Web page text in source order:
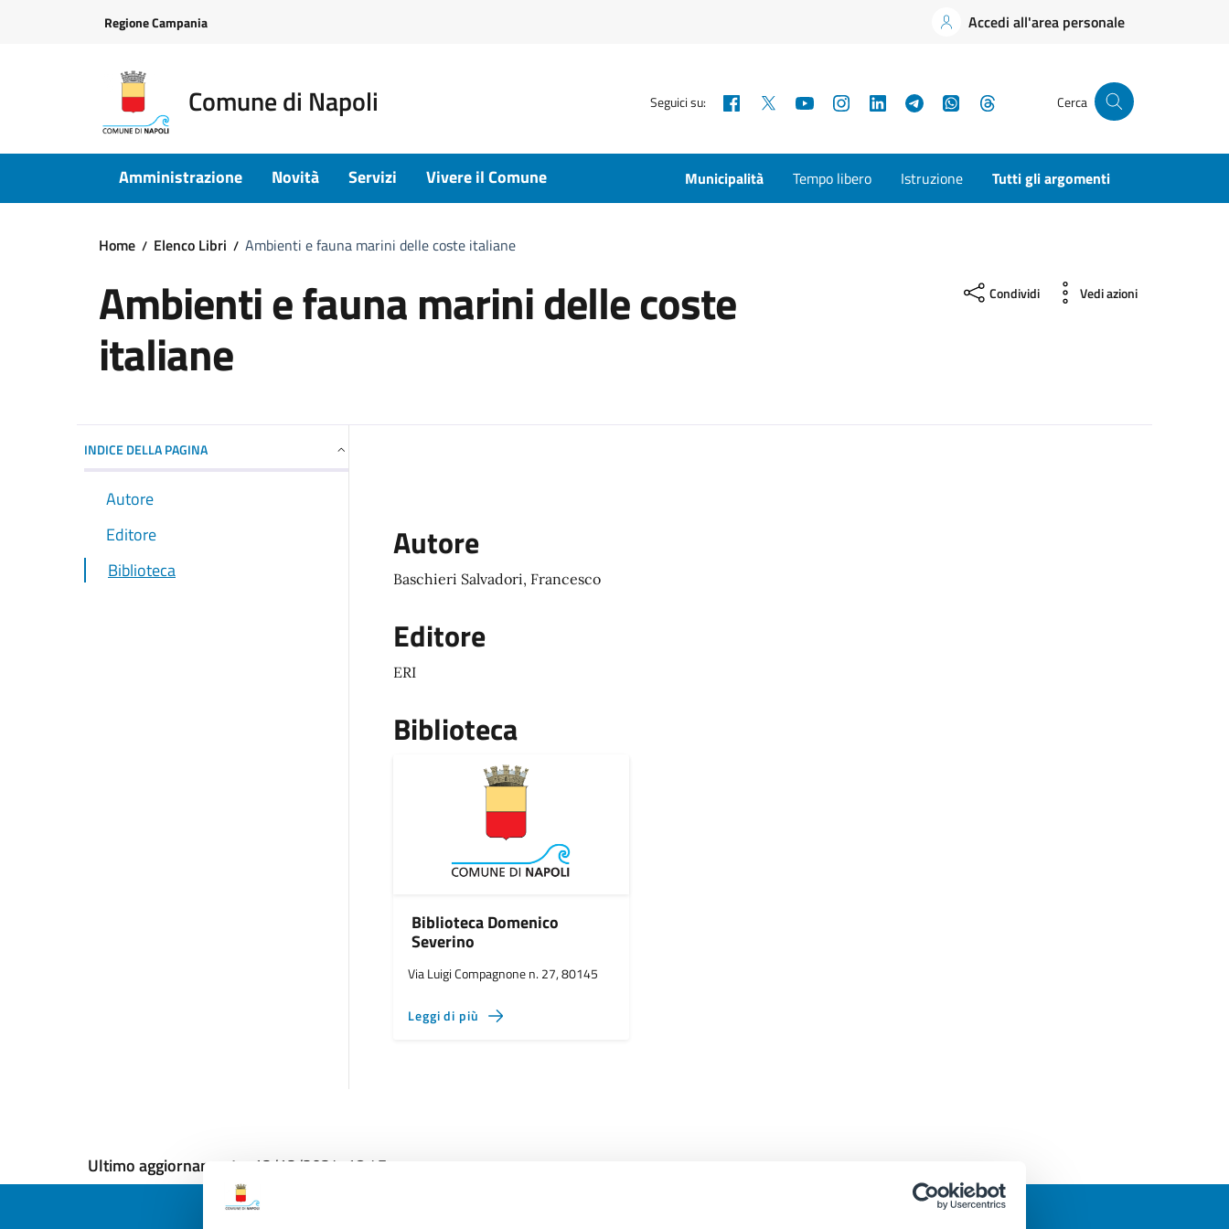
Regione Campania Accedi all'area personale
Comune di Napoli Seguici su: Facebook YouTubeInstagramLinkedInTelegramWhatsApp Cerca
Amministrazione Novità Servizi Vivere il Comune Municipalità Tempo libero Istruzione Tutti gli argomenti
Home Elenco Libri Ambienti e fauna marini delle coste italiane
Ambienti e fauna marini delle coste
italiane
Condividi Vedi azioni
INDICE DELLA PAGINA
Autore
Editore
Biblioteca
Autore
Baschieri Salvadori, Francesco
Editore
ERI
Biblioteca
Biblioteca Domenico
Severino
Via Luigi Compagnone n. 27, 80145
Leggi di più
Ultimo aggiornamento: 12/12/2024, 18:47